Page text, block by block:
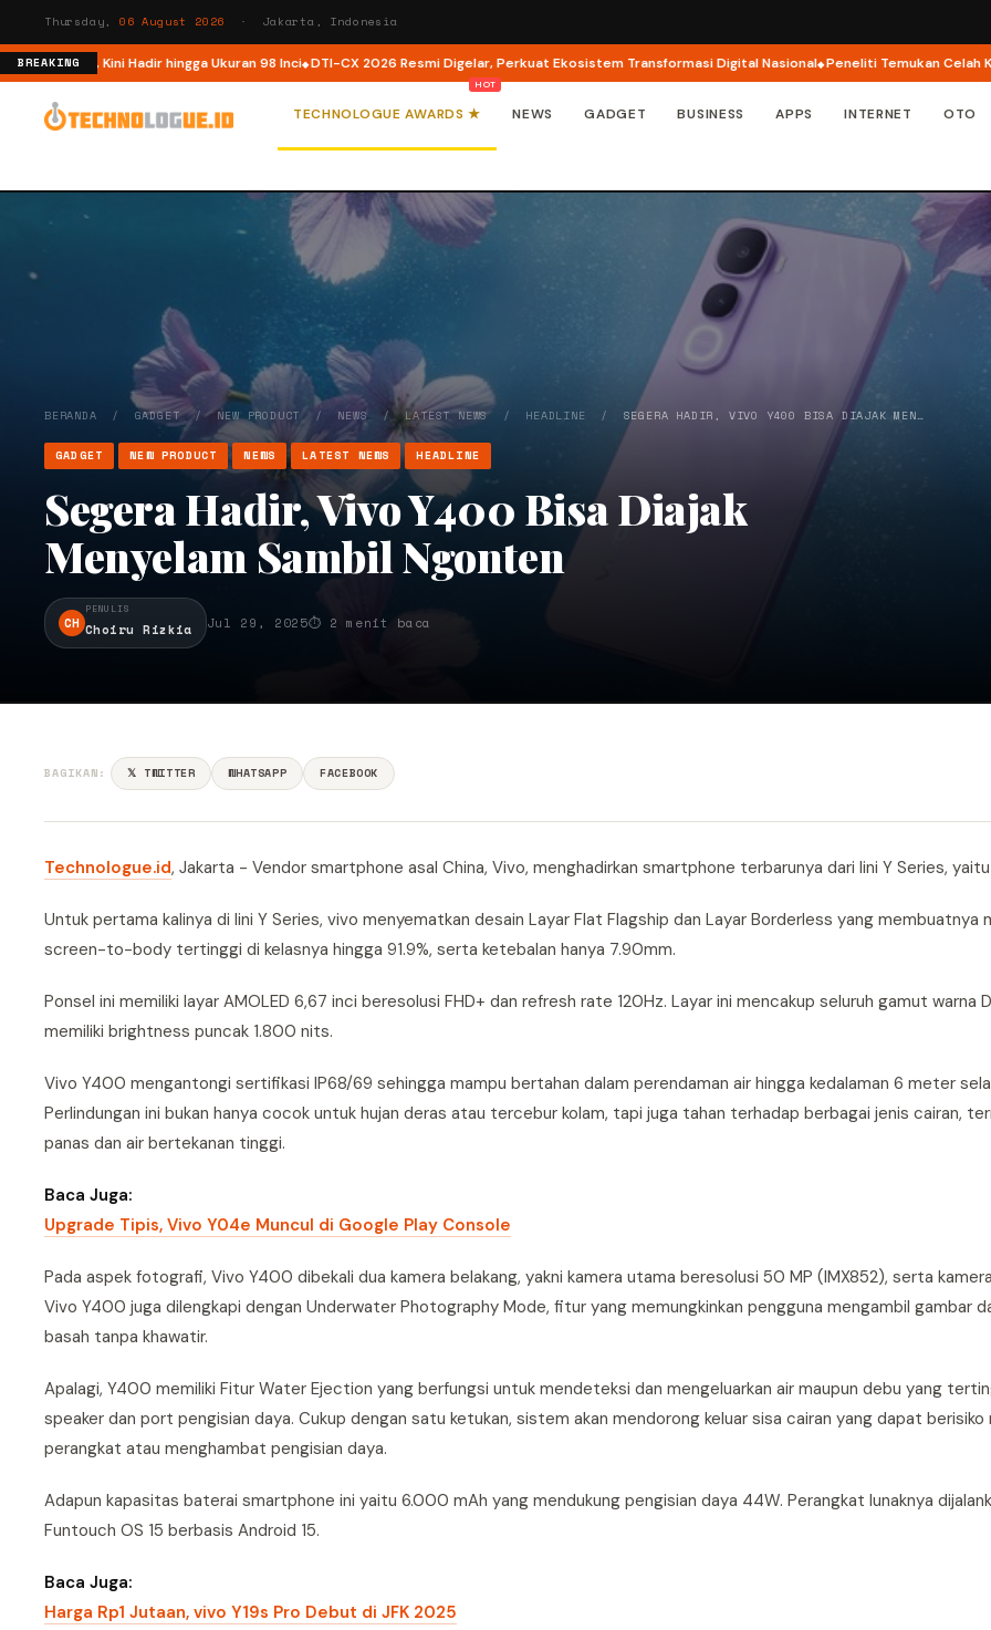
Thursday, 06 August 2026 · Jakarta, Indonesia
BREAKING
Kini Hadir hingga Ukuran 98 Inci DTI-CX 2026 Resmi Digelar, Perkuat Ekosistem Transformasi Digital Nasional Peneliti Temukan Celah
TECHNOLOGUE AWARDS ★ NEWS GADGET BUSINESS APPS INTERNET OTO
BERANDA / GADGET/NEW PRODUCT / NEWS/LATEST NEWS/ HEADLINE / SEGERA HADIR, VIVO Y400 BISA DIAJAK MEN…
GADGET NEW PRODUCT NEWS LATEST NEWS HEADLINE
Segera Hadir, Vivo Y400 Bisa Diajak
Menyelam Sambil Ngonten
CH
PENULIS
Choiru Rizkia Jul 29, 2025⏱ 2 menit baca
BAGIKAN: 𝕏 TWITTER WHATSAPP FACEBOOK
Technologue.id, Jakarta - Vendor smartphone asal China, Vivo, menghadirkan smartphone terbarunya dari lini Y Series,
Untuk pertama kalinya di lini Y Series, vivo menyematkan desain Layar Flat Flagship dan Layar Borderless yang membuatnya
screen-to-body tertinggi di kelasnya hingga 91.9%, serta ketebalan hanya 7.90mm.
Ponsel ini memiliki layar AMOLED 6,67 inci beresolusi FHD+ dan refresh rate 120Hz. Layar ini mencakup seluruh gamut warna
memiliki brightness puncak 1.800 nits.
Vivo Y400 mengantongi sertifikasi IP68/69 sehingga mampu bertahan dalam perendaman air hingga kedalaman 6 meter
Perlindungan ini bukan hanya cocok untuk hujan deras atau tercebur kolam, tapi juga tahan terhadap berbagai jenis cairan,
panas dan air bertekanan tinggi.
Baca Juga:
Upgrade Tipis, Vivo Y04e Muncul di Google Play Console
Pada aspek fotografi, Vivo Y400 dibekali dua kamera belakang, yakni kamera utama beresolusi 50 MP (IMX852), serta
Vivo Y400 juga dilengkapi dengan Underwater Photography Mode, fitur yang memungkinkan pengguna mengambil gambar
basah tanpa khawatir.
Apalagi, Y400 memiliki Fitur Water Ejection yang berfungsi untuk mendeteksi dan mengeluarkan air maupun debu yang
speaker dan port pengisian daya. Cukup dengan satu ketukan, sistem akan mendorong keluar sisa cairan yang dapat berisiko
perangkat atau menghambat pengisian daya.
Adapun kapasitas baterai smartphone ini yaitu 6.000 mAh yang mendukung pengisian daya 44W. Perangkat lunaknya
Funtouch OS 15 berbasis Android 15.
Baca Juga:
Harga Rp1 Jutaan, vivo Y19s Pro Debut di JFK 2025